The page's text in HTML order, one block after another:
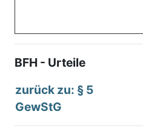
BFH - Urteile
zurück zu: § 5
GewStG